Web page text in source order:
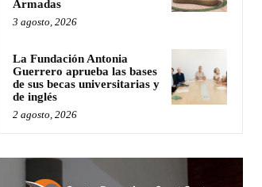
Armadas
3 agosto, 2026
La Fundación Antonia
Guerrero aprueba las bases
de sus becas universitarias y
de inglés
2 agosto, 2026